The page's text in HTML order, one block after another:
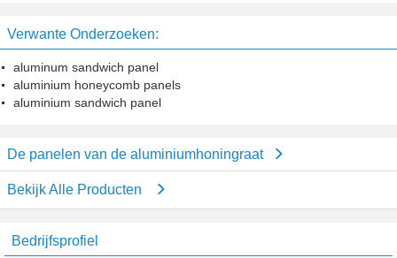
Verwante Onderzoeken:
aluminum sandwich panel
aluminium honeycomb panels
aluminium sandwich panel
De panelen van de aluminiumhoningraat
Bekijk Alle Producten
Bedrijfsprofiel